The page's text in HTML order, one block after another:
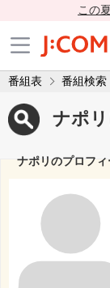
この
番組表 番組検索
ナポ
ナポリのプロフィ